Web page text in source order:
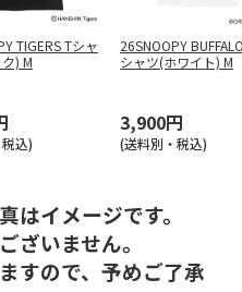
TIGERS Tシャ
) M
込)
26SNOOPY
シャツ(ホワイト) M
3,900円
(送料別・税込)
イメージです。
ざいません。
すので、予めご了承